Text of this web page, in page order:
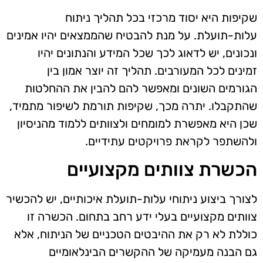
שקיפות היא יסוד מרכזי בכל תהליך ניתוח
עלות-תועלת. על מנת להבטיח שהממצאים יהיו אמינים
ונכונים, יש לדאוג לכך שכל המידע והנתונים יהיו
זמינים לכל המעורבים. תהליך זה יוצר אמון בין
הגורמים השונים ומאפשר להם להבין את ההחלטות
שהתקבלו. יתרה מכך, שקיפות תורמת לשיפור מתמיד,
שכן היא מאפשרת למומחים ולצוותים ללמוד מהניסיון
ולהשתפר לקראת פרויקטים עתידיים.
הכשרת צוותים מקצועיים
לצורך ביצוע ניתוחי עלות-תועלת איכותיים, יש להכשיר
צוותים מקצועיים בעלי ידע רחב בתחום. הכשרה זו
כוללת לא רק את ההיבטים הטכניים של הניתוח, אלא
גם הבנה מעמיקה של ההקשרים הבינלאומיים